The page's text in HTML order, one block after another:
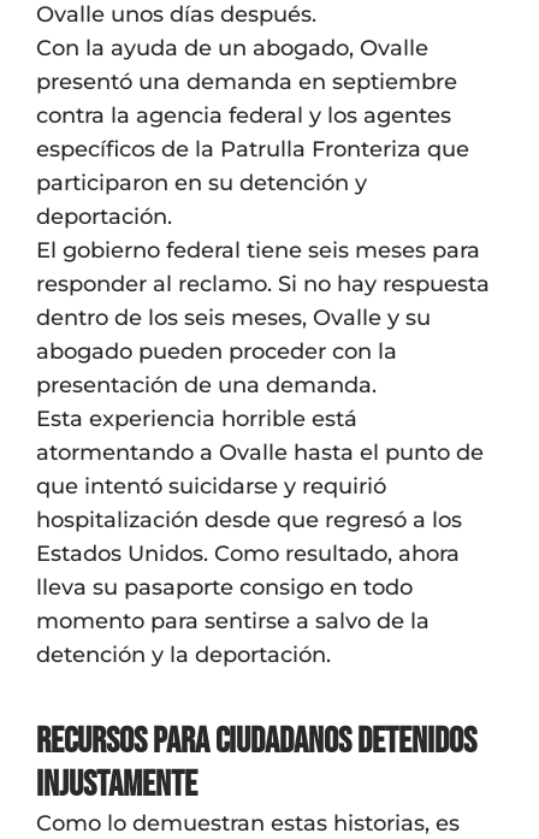
Ovalle unos días después.
Con la ayuda de un abogado, Ovalle
presentó una demanda en septiembre
contra la agencia federal y los agentes
específicos de la Patrulla Fronteriza que
participaron en su detención y
deportación.
El gobierno federal tiene seis meses para
responder al reclamo. Si no hay respuesta
dentro de los seis meses, Ovalle y su
abogado pueden proceder con la
presentación de una demanda.
Esta experiencia horrible está
atormentando a Ovalle hasta el punto de
que intentó suicidarse y requirió
hospitalización desde que regresó a los
Estados Unidos. Como resultado, ahora
lleva su pasaporte consigo en todo
momento para sentirse a salvo de la
detención y la deportación.
Recursos Para Ciudadanos Detenidos
Injustamente
Como lo demuestran estas historias, es